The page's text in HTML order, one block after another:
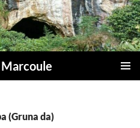
Marcoule
(Gruna da)